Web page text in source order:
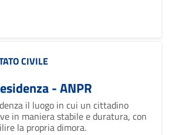
CIVILE
- ANPR
il luogo in cui un cittadino
in maniera stabile e duratura, con
la propria dimora.